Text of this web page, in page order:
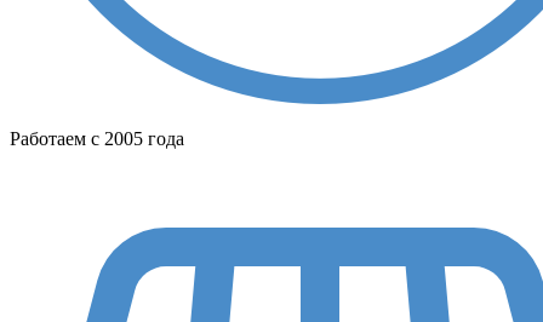
Работаем с 2005 года